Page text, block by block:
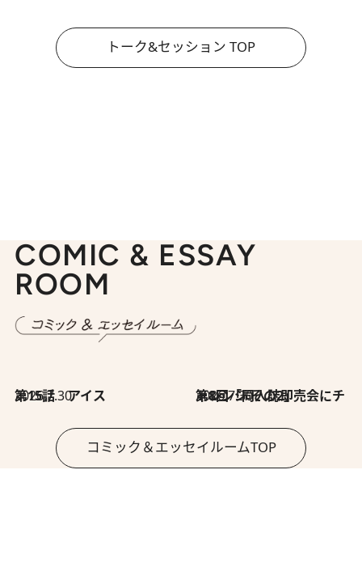
トーク&セッション TOP
COMIC & ESSAY
ROOM
2026.7.30
第15話 アイス 2026.7.30
第8回「同人誌即売会にチャレンジ その2」
コミック＆エッセイルームTOP